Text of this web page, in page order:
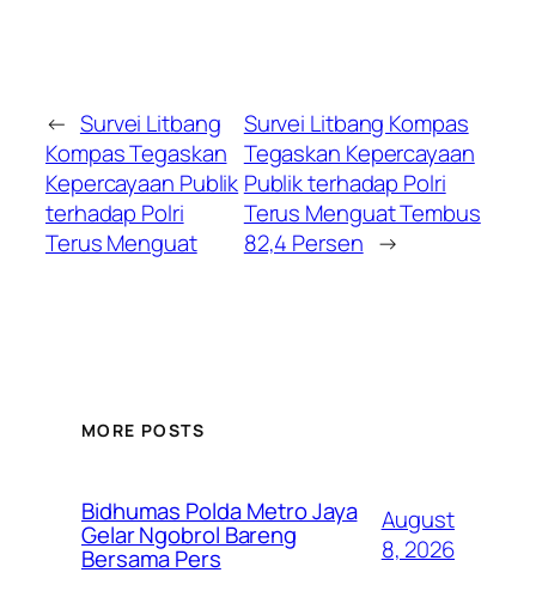
← Survei Litbang
Kompas Tegaskan
Kepercayaan Publik
terhadap Polri
Terus Menguat
Survei Litbang Kompas
Tegaskan Kepercayaan
Publik terhadap Polri
Terus Menguat Tembus
82,4 Persen →
MORE POSTS
Bidhumas Polda Metro Jaya
Gelar Ngobrol Bareng
Bersama Pers
August
8, 2026